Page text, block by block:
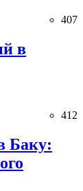
407
в
412
Баку: